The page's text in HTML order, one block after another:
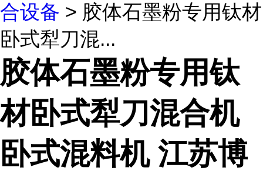
合设备 > 胶体石墨粉专用钛材
卧式犁刀混...
胶体石墨粉专用钛
材卧式犁刀混合机
卧式混料机 江苏博